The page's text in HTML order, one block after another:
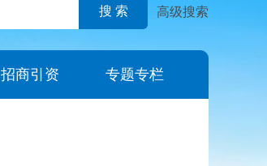
高级搜索
招商引资 专题专栏